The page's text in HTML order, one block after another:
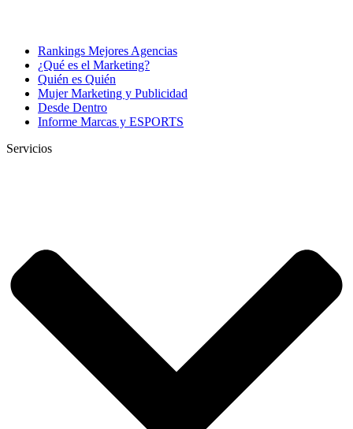
Rankings Mejores Agencias
¿Qué es el Marketing?
Quién es Quién
Mujer Marketing y Publicidad
Desde Dentro
Informe Marcas y ESPORTS
Servicios